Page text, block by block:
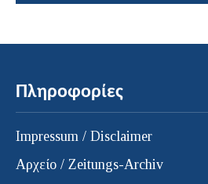
Πληροφορίες
Impressum / Disclaimer
Αρχείο / Zeitungs-Archiv